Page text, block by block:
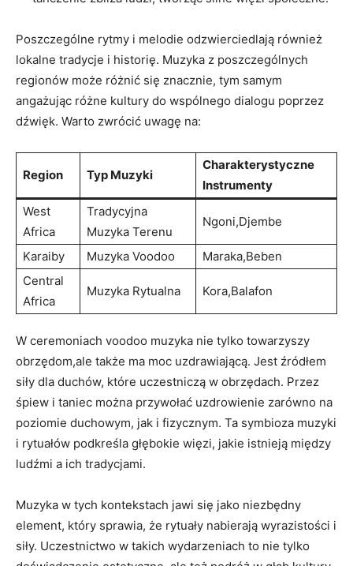
Poszczególne rytmy i melodie odzwierciedlają również
lokalne tradycje i historię. Muzyka z poszczególnych
regionów może różnić się znacznie, tym samym
angażując różne kultury do wspólnego dialogu poprzez
dźwięk. Warto zwrócić uwagę na:
Region Typ Muzyki
Charakterystyczne
Instrumenty
West
Africa
Tradycyjna
Muzyka Terenu
Ngoni,Djembe
Karaiby Muzyka Voodoo
Maraka,Beben
Central
Africa
Muzyka Rytualna Kora,Balafon
W ceremoniach voodoo muzyka nie tylko towarzyszy
obrzędom,ale także ma moc uzdrawiającą. Jest źródłem
siły dla duchów, które uczestniczą w obrzędach. Przez
śpiew i taniec można przywołać uzdrowienie zarówno na
poziomie duchowym, jak i fizycznym. Ta symbioza muzyki
i rytuałów podkreśla głębokie więzi, jakie istnieją między
ludźmi a ich tradycjami.
Muzyka w tych kontekstach jawi się jako niezbędny
element, który sprawia, że rytuały nabierają wyrazistości i
siły. Uczestnictwo w takich wydarzeniach to nie tylko